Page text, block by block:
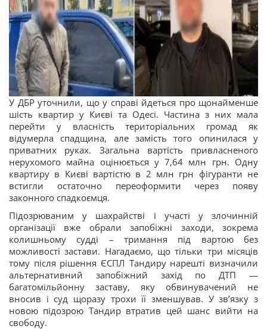
У ДБР уточнили, що у справі йдеться про щонайменше
шість квартир у Києві та Одесі. Частина з них мала
перейти у власність територіальних громад як
відумерла спадщина, але замість того опинилася у
приватних руках. Загальна вартість привласненого
нерухомого майна оцінюється у 7,64 млн грн. Одну
квартиру в Києві вартістю в 2 млн грн фігуранти не
встигли остаточно переоформити через появу
законного спадкоємця.
Підозрюваним у шахрайстві і участі у злочинній
організації вже обрали запобіжні заходи, зокрема
колишньому судді – тримання під вартою без
можливості застави. Нагадаємо, що тільки три місяців
тому після рішення ЄСПЛ Тандиру нарешті визначили
альтернативний запобіжний захід по ДТП —
багатомільйонну заставу, яку обвинувачений не
вносив і суд щоразу трохи її зменшував. У звʼязку з
новою підозрою Тандир втратив цей шанс вийти на
свободу.